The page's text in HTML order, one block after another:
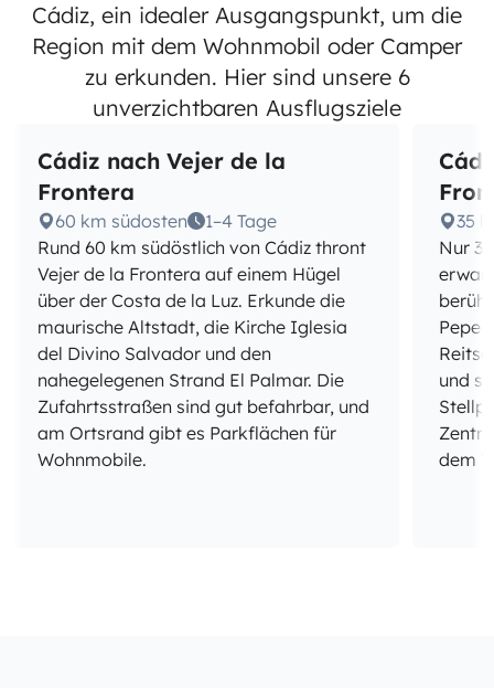
Cádiz, ein idealer Ausgangspunkt, um die
Region mit dem Wohnmobil oder Camper
zu erkunden. Hier sind unsere 6
unverzichtbaren Ausflugsziele
Cádiz nach Vejer de la
Frontera
60 km südosten
1–4 Tage
Rund 60 km südöstlich von Cádiz thront
Vejer de la Frontera auf einem Hügel
über der Costa de la Luz. Erkunde die
maurische Altstadt, die Kirche Iglesia
del Divino Salvador und den
nahegelegenen Strand El Palmar. Die
Zufahrtsstraßen sind gut befahrbar, und
am Ortsrand gibt es Parkflächen für
Wohnmobile.
35
Nur
Pepe
und
dem